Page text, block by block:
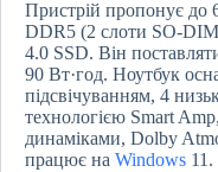
Пристрій пропонує до
DDR5 (2 слоти SO-
4.0 SSD. Він
90 Вт·год. Ноутбук
підсвічуванням, 4
технологією Smart
динаміками, Dolby
працює на Windows 11.